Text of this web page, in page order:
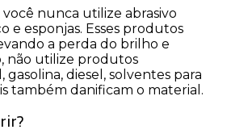
nunca utilize abrasivo
e esponjas. Esses produtos
a perda do brilho e
não utilize produtos
diesel, solventes para
também danificam o material.